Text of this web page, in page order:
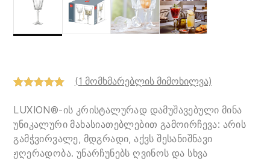
out of 5
based on
customer
rating
(1 მომხმარებლის მიმოხილვა)
LUXION®-ის კრისტალურად დამუშავებული მინა
უნიკალური მახასიათებლებით გამოირჩევა: არის
გამჭვირვალე, მდგრადი, აქვს შესანიშნავი
ჟღერადობა. უნარჩუნებს ღვინოს და სხვა